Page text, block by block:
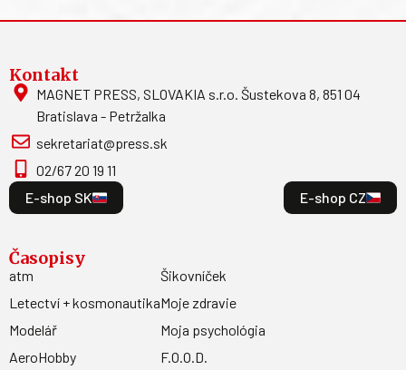
Kontakt
MAGNET PRESS, SLOVAKIA s.r.o. Šustekova 8, 851 04
Bratislava - Petržalka
sekretariat@press.sk
02/67 20 19 11
E-shop SK
E-shop CZ
Časopisy
atm
Letectví + kosmonautika
Modelář
AeroHobby
Šikovníček
Moje zdravie
Moja psychológia
F.O.O.D.